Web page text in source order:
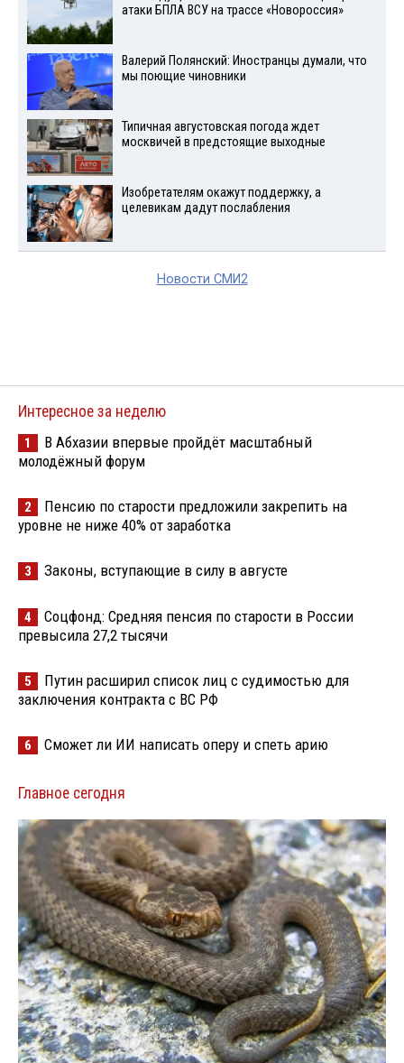
атаки БПЛА ВСУ на трассе «Новороссия»
Валерий Полянский: Иностранцы думали, что
мы поющие чиновники
Типичная августовская погода ждет
москвичей в предстоящие выходные
Изобретателям окажут поддержку, а
целевикам дадут послабления
Новости СМИ2
Интересное за неделю
1
В Абхазии впервые пройдёт масштабный
молодёжный форум
2
Пенсию по старости предложили закрепить на
уровне не ниже 40% от заработка
3 Законы, вступающие в силу в августе
4
Соцфонд: Средняя пенсия по старости в России
превысила 27,2 тысячи
5
Путин расширил список лиц с судимостью для
заключения контракта с ВС РФ
6 Сможет ли ИИ написать оперу и спеть арию
Главное сегодня